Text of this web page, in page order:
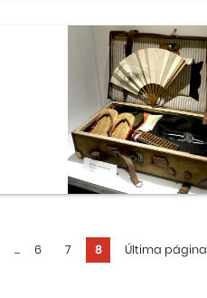
... 6 7 8 Última página